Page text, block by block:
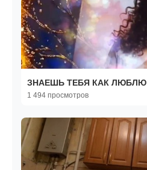
ЗНАЕШЬ ТЕБЯ КАК ЛЮБЛЮ
1 494 просмотров